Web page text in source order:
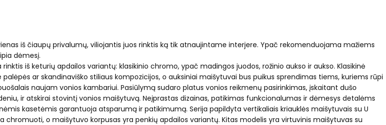
iš čiaupų privalumų, viliojantis juos rinktis ką tik atnaujintame interjere. Ypač rekomenduojama mažiems
dėmesį.
iš keturių apdailos variantų: klasikinio chromo, ypač madingos juodos, rožinio aukso ir aukso. Klasikinė
ar skandinaviško stiliaus kompozicijos, o auksiniai maišytuvai bus puikus sprendimas tiems, kuriems rūpi
naujam vonios kambariui. Pasiūlymą sudaro platus vonios reikmenų pasirinkimas, įskaitant dušo
ir atskirai stovintį vonios maišytuvą. Neįprastas dizainas, patikimas funkcionalumas ir dėmesys detalėms
kasetėmis garantuoja atsparumą ir patikimumą. Serija papildyta vertikaliais kriauklės maišytuvais su U
chromuoti, o maišytuvo korpusas yra penkių apdailos variantų. Kitas modelis yra virtuvinis maišytuvas su